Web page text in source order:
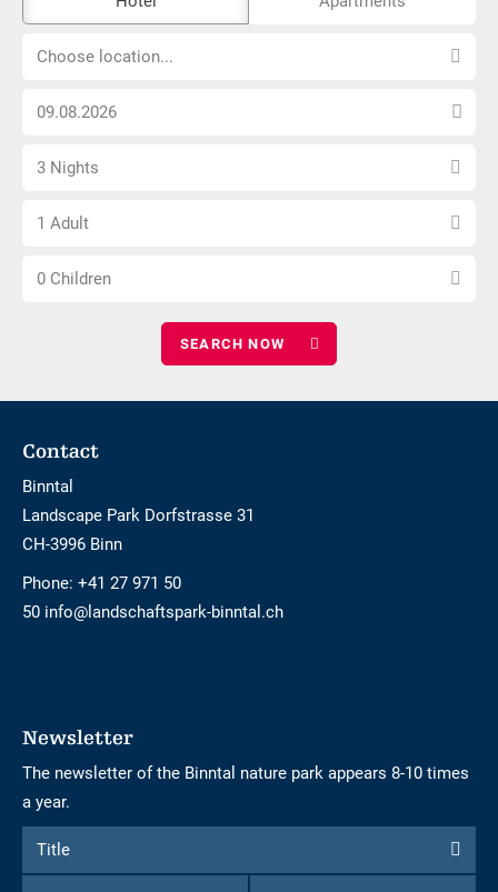
external
booking
barrier-
Choose
Choose location...
Choose
date
Select
3 Nights
Choose
1 Adult
Choose
0 Children
Footer
Contact
Binntal
Landscape Park Dorfstrasse 31
CH-3996 Binn
Phone: +41 27 971 50
50 info@landschaftspark-binntal.ch
Newsletter
The newsletter of the Binntal nature park appears 8-10 times
a year.
Form
to
Title
Title